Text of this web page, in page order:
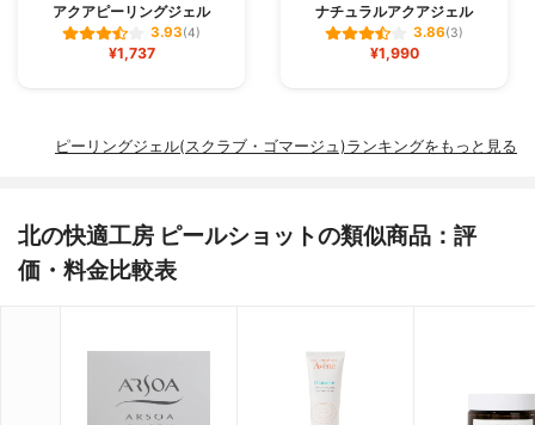
アクアピーリングジェル
3.93(4)
¥1,737
ナチュラルアクアジェル
3.86(3)
¥1,990
ピーリングジェル(スクラブ・ゴマージュ)ランキングをもっと見る
北の快適工房 ピールショットの類似商品：評
価・料金比較表